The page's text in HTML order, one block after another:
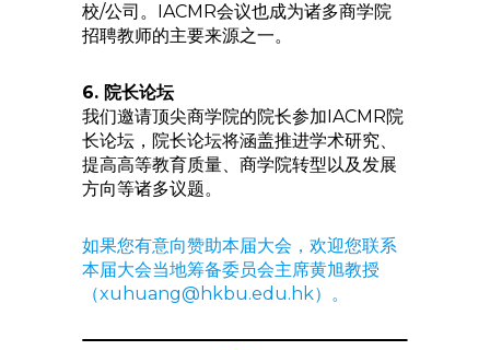
校/公司。IACMR会议也成为诸多商学院
招聘教师的主要来源之一。
6. 院长论坛
我们邀请顶尖商学院的院长参加IACMR院
长论坛，院长论坛将涵盖推进学术研究、
提高高等教育质量、商学院转型以及发展
方向等诸多议题。
如果您有意向赞助本届大会，欢迎您联系
本届大会当地筹备委员会主席黄旭教授
（xuhuang@hkbu.edu.hk）。